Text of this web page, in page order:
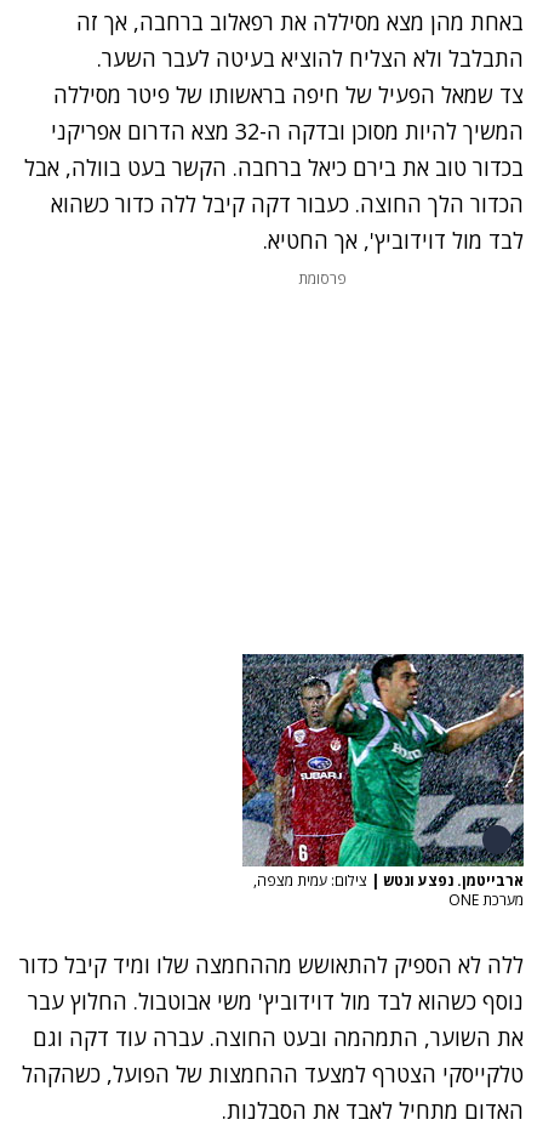
באחת מהן מצא מסיללה את רפאלוב ברחבה, אך זה
התבלבל ולא הצליח להוציא בעיטה לעבר השער.
צד שמאל הפעיל של חיפה בראשותו של פיטר מסיללה
המשיך להיות מסוכן ובדקה ה-32 מצא הדרום אפריקני
בכדור טוב את בירם כיאל ברחבה. הקשר בעט בוולה, אבל
הכדור הלך החוצה. כעבור דקה קיבל ללה כדור כשהוא
לבד מול דוידוביץ', אך החטיא.
פרסומת
ארבייטמן. נפצע ונטש | צילום: עמית מצפה,
מערכת ONE
ללה לא הספיק להתאושש מההחמצה שלו ומיד קיבל כדור
נוסף כשהוא לבד מול דוידוביץ' משי אבוטבול. החלוץ עבר
את השוער, התמהמה ובעט החוצה. עברה עוד דקה וגם
טלקייסקי הצטרף למצעד ההחמצות של הפועל, כשהקהל
האדום מתחיל לאבד את הסבלנות.